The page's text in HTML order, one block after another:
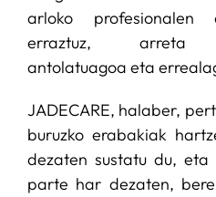
arloko profesionalen
erraztuz, arreta
antolatuagoa eta
JADECARE, halaber,
buruzko erabakiak
dezaten sustatu du, eta
parte har dezaten,